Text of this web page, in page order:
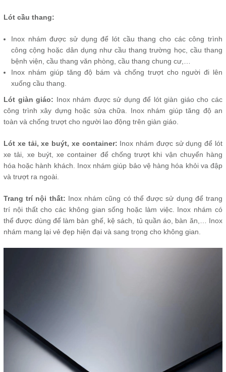
Lót cầu thang:
Inox nhám được sử dụng để lót cầu thang cho các công trình
công cộng hoặc dân dụng như cầu thang trường học, cầu thang
bệnh viện, cầu thang văn phòng, cầu thang chung cư,…
Inox nhám giúp tăng độ bám và chống trượt cho người đi lên
xuống cầu thang.
Lót giàn giáo: Inox nhám được sử dụng để lót giàn giáo cho các
công trình xây dựng hoặc sửa chữa. Inox nhám giúp tăng độ an
toàn và chống trượt cho người lao động trên giàn giáo.
Lót xe tải, xe buýt, xe container: Inox nhám được sử dụng để lót
xe tải, xe buýt, xe container để chống trượt khi vận chuyển hàng
hóa hoặc hành khách. Inox nhám giúp bảo vệ hàng hóa khỏi va đập
và trượt ra ngoài.
Trang trí nội thất: Inox nhám cũng có thể được sử dụng để trang
trí nội thất cho các không gian sống hoặc làm việc. Inox nhám có
thể được dùng để làm bàn ghế, kệ sách, tủ quần áo, bàn ăn,… Inox
nhám mang lại vẻ đẹp hiện đại và sang trọng cho không gian.